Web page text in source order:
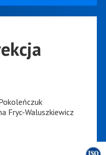
Fryc-Waluszkiewicz